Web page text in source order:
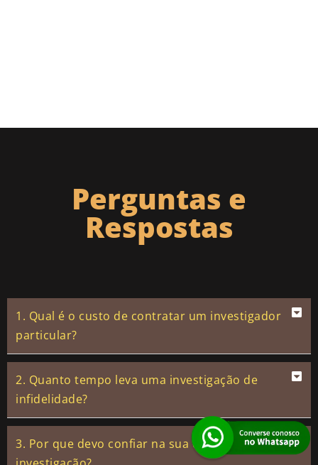
Perguntas e
Respostas
1. Qual é o custo de contratar um investigador
particular?
2. Quanto tempo leva uma investigação de
infidelidade?
3. Por que devo confiar na sua empresa de